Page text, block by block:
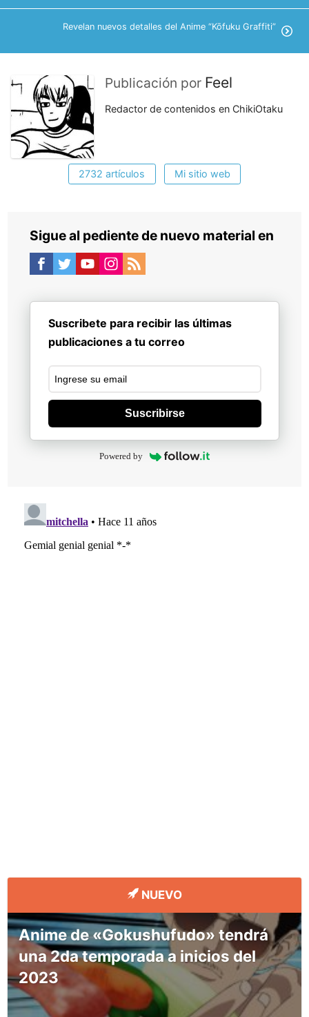
Revelan nuevos detalles del Anime “Kōfuku Graffiti”
Publicación por Feel
Redactor de contenidos en ChikiOtaku
2732 artículos Mi sitio web
Sigue al pediente de nuevo material en
Suscribete para recibir las últimas
publicaciones a tu correo
Suscribirse
Powered by
NUEVO
Anime de «Gokushufudo» tendrá
una 2da temporada a inicios del
2023